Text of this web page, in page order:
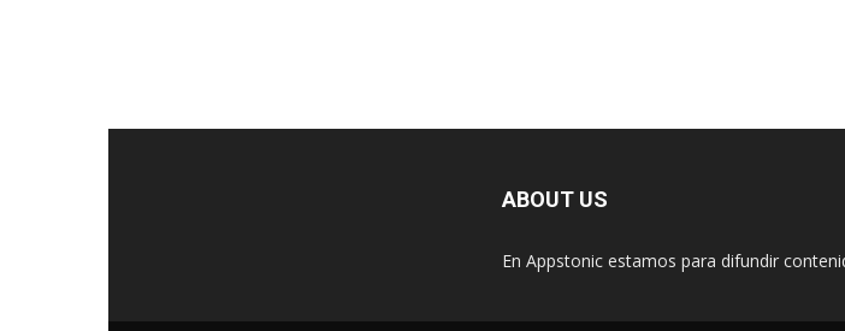
ABOUT US
En Appstonic estamos para difundir